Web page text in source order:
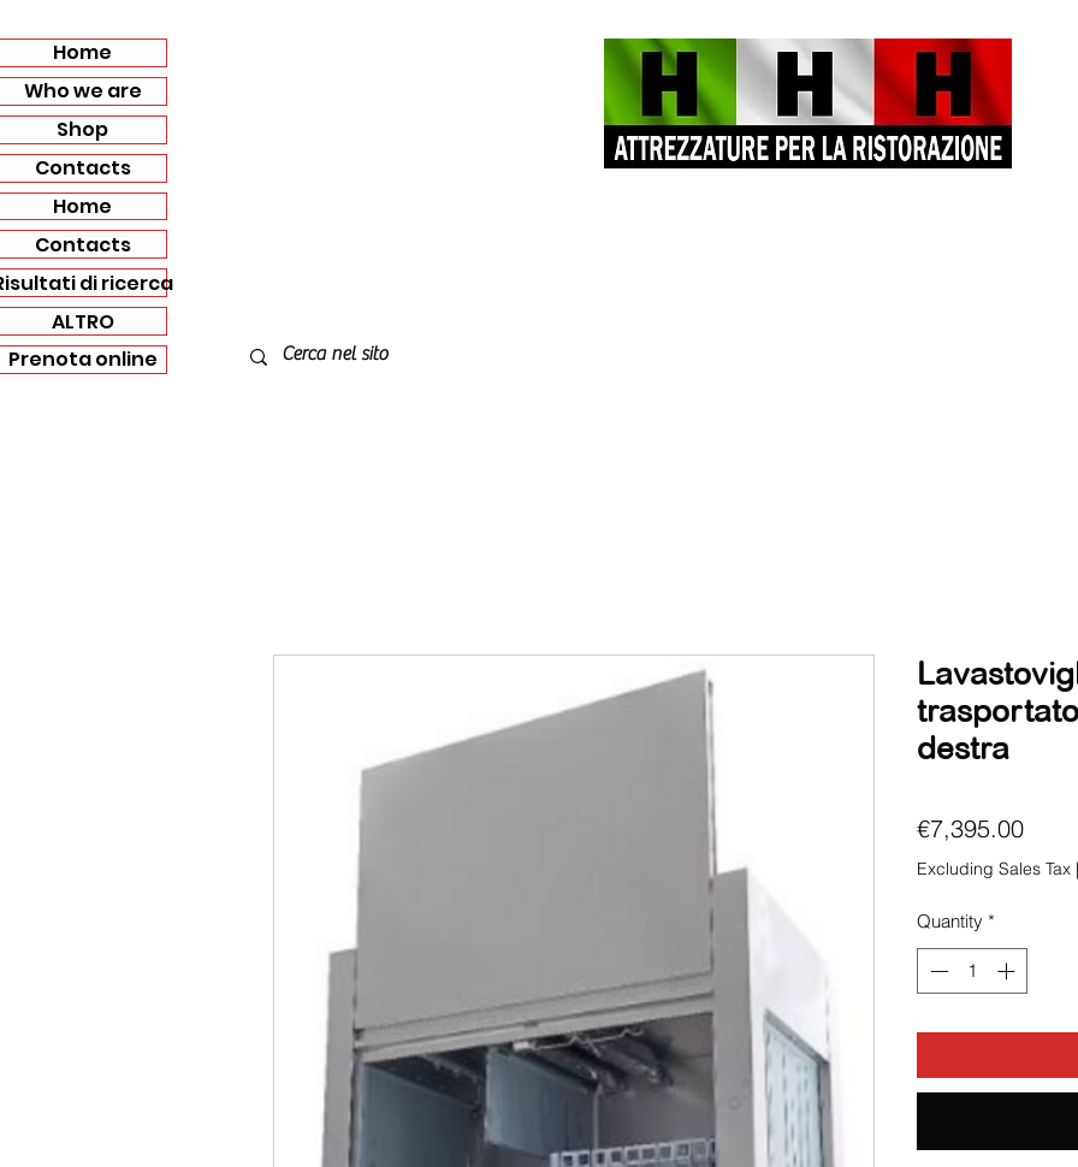
Home
Who we are
Shop
Contacts
Home
Contacts
di ricerca
ALTRO
Prenota online
destra
€7,395.00Price
Excluding Sales Tax |
Quantity *